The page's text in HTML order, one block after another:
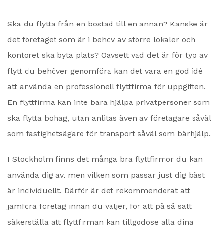
Ska du flytta från en bostad till en annan? Kanske är
det företaget som är i behov av större lokaler och
kontoret ska byta plats? Oavsett vad det är för typ av
flytt du behöver genomföra kan det vara en god idé
att använda en professionell flyttfirma för uppgiften.
En flyttfirma kan inte bara hjälpa privatpersoner som
ska flytta bohag, utan anlitas även av företagare såväl
som fastighetsägare för transport såväl som bärhjälp.
I Stockholm finns det många bra flyttfirmor du kan
använda dig av, men vilken som passar just dig bäst
är individuellt. Därför är det rekommenderat att
jämföra företag innan du väljer, för att på så sätt
säkerställa att flyttfirman kan tillgodose alla dina